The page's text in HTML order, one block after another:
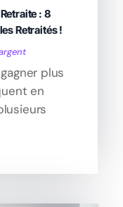
: 8
Retraités !
plus
en